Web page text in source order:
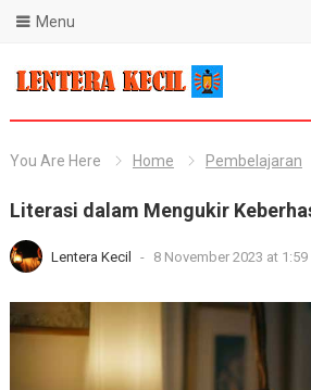
Blog Lentera Kecil
Menu
You Are Here Home Pembelajaran
Literasi dalam Mengukir
Lentera Kecil - 8 November 2023 at 1:59